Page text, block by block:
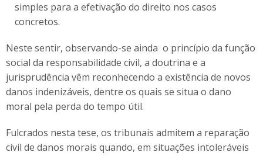
simples para a efetivação do direito nos casos
concretos.
Neste sentir, observando-se ainda o princípio da função
social da responsabilidade civil, a doutrina e a
jurisprudência vêm reconhecendo a existência de novos
danos indenizáveis, dentre os quais se situa o dano
moral pela perda do tempo útil.
Fulcrados nesta tese, os tribunais admitem a reparação
civil de danos morais quando, em situações intoleráveis